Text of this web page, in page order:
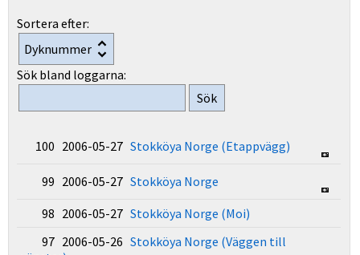
Sortera efter:
Sök bland loggarna:
100 2006-05-27 Stokköya Norge (Etappvägg)
99 2006-05-27 Stokköya Norge
98 2006-05-27 Stokköya Norge (Moi)
97 2006-05-26 Stokköya Norge (Väggen till